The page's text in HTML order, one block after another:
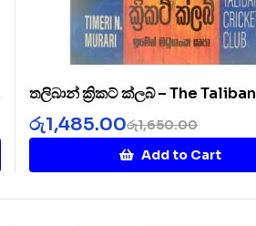
තලිබාන් ක්‍රිකට් ක්ලබ් – The Taliban
Cricket Clubරු1,650.00
රු1,485.00
Add to Cart